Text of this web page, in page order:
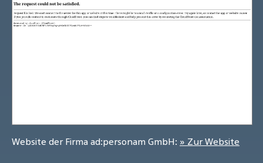
Website der Firma ad:personam GmbH: » Zur Website